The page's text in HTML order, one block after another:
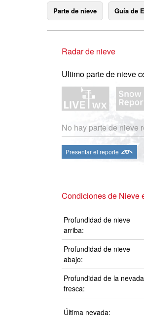
Parte de nieve Guía de
Radar de nieve
Ultimo parte de nieve
No hay parte de nieve
Presentar el reporte
Condiciones de Nieve
Profundidad de nieve
arriba:
Profundidad de nieve
abajo:
Profundidad de la nevada
fresca:
Última nevada: